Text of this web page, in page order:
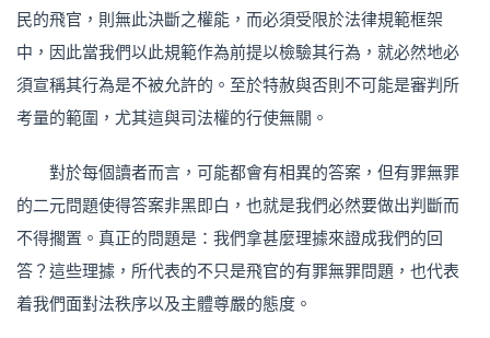
民的飛官，則無此決斷之權能，而必須受限於法律規範框架
中，因此當我們以此規範作為前提以檢驗其行為，就必然地必
須宣稱其行為是不被允許的。至於特赦與否則不可能是審判所
考量的範圍，尤其這與司法權的行使無關。
對於每個讀者而言，可能都會有相異的答案，但有罪無罪
的二元問題使得答案非黑即白，也就是我們必然要做出判斷而
不得擱置。真正的問題是：我們拿甚麼理據來證成我們的回
答？這些理據，所代表的不只是飛官的有罪無罪問題，也代表
着我們面對法秩序以及主體尊嚴的態度。